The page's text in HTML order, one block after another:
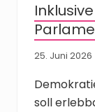
25. Juni 2026
soll